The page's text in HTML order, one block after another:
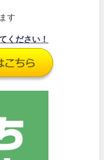
す
ください！